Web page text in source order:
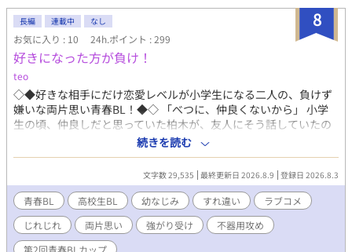
んで引き寄せるが、自分の方が反動で階段から落ちてしまう。 ト
ラックに跳ねられた続きだろうかと思う程の出来事に、これは夢
ではないかと感じられる。 「危ないっ」 緊迫した低い声が耳に
入った瞬間、体中を包み込まれるような衝撃を感じた。下腹に疼
くような違和感を覚えながら、鼻腔に香ってくる甘い匂いを辿る
と、この世の者とは思えないほど美しい青年に助けられていた。
再び目を開けたら、ベッドに寝かされていて、若い男性たちに叱
責されている。何故だか「リアム」と呼ばれ首を傾げるが、鏡に
映った自分の姿に衝撃が走る。ゲームに出ていた悪役令息リア
ム・ベルに転生しているではないか。 ――雪。 主人公。クリ
スマスパーティー。攻略対象。王太子。そして悪役令息、断罪イ
ベント。 脳内に次々とキーワードのような言葉が流れ込んでく
る。 『デスティニー～ あなたと恋する未来へ～』は、ボーイズ
ラブのゲームだ。プレイヤーは主人公になり、選択肢した攻略対
象の好感度を上げて、ハッピーエンドを目指す。攻略対象は、王
太子や騎士系、文官系の学生たちが用意されている。 主人公の恋
8
長編 連載中 なし
お気に入り : 10 24h.ポイント : 299
好きになった方が負け！
teo
◇◆好きな相手にだけ恋愛レベルが小学生になる二人の、負けず
嫌いな両片思い青春BL！◆◇ 「べつに、仲良くないから」 小学
生の頃、仲良しだと思っていた柏木が、友人にそう話していたの
を聞いてしまった水野。 好きだった相手に、自分自身を否定され
たと思った水野は、それ以来、柏木から距離を取り、本当の自分
を隠して生きていた。 しかし高校生になった今も、柏木は水野に
何かと絡み、からかったり、馬鹿にするようなことを言ってく
る。 昔の傷を引きずる水野は、「今度は自分が柏木を惚れさせ
て、振ってやる」と復讐を決意。柏木が選ばれた文化祭実行委員
のパートナーに自ら立候補し、好きにならせるための作戦を始め
る。 ◇青春BLカップ初参加です(*'ω'*)◇ 書きながらの投稿にな
続きを読む
文字数 29,535 最終更新日 2026.8.9 登録日 2026.8.3
青春BL 高校生BL 幼なじみ すれ違い
ラブコメ
じれじれ
両片思い 強がり受け
不器用攻め
第2回青春BLカップ